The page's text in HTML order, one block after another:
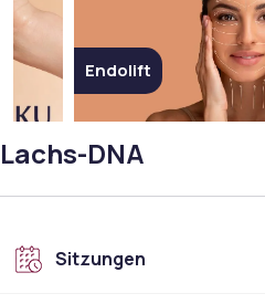
Endolift
Lachs-DNA
Sitzungen